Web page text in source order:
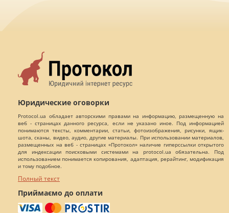
Юридические оговорки
Protocol.ua обладает авторскими правами на информацию, размещенную на
веб - страницах данного ресурса, если не указано иное. Под информацией
понимаются тексты, комментарии, статьи, фотоизображения, рисунки, ящик-
шота, сканы, видео, аудио, другие материалы. При использовании материалов,
размещенных на веб - страницах «Протокол» наличие гиперссылки открытого
для индексации поисковыми системами на protocol.ua обязательна. Под
использованием понимается копирования, адаптация, рерайтинг, модификация
и тому подобное.
Полный текст
Приймаємо до оплати